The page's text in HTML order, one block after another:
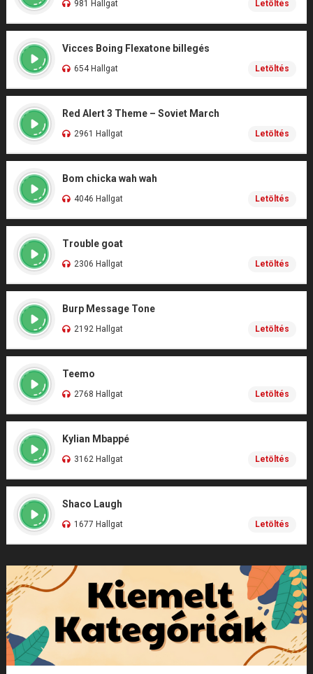
981 Hallgat Letöltés
Vicces Boing Flexatone billegés
654 Hallgat Letöltés
Red Alert 3 Theme – Soviet March
2961 Hallgat Letöltés
Bom chicka wah wah
4046 Hallgat Letöltés
Trouble goat
2306 Hallgat Letöltés
Burp Message Tone
2192 Hallgat Letöltés
Teemo
2768 Hallgat Letöltés
Kylian Mbappé
3162 Hallgat Letöltés
Shaco Laugh
1677 Hallgat Letöltés